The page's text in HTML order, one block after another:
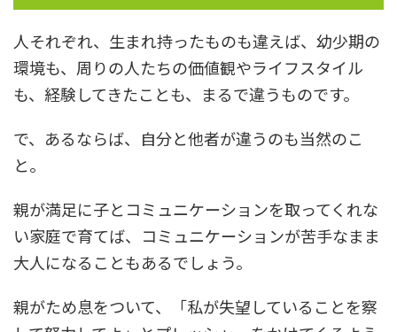
人それぞれ、生まれ持ったものも違えば、幼少期の
環境も、周りの人たちの価値観やライフスタイル
も、経験してきたことも、まるで違うものです。
で、あるならば、自分と他者が違うのも当然のこ
と。
親が満足に子とコミュニケーションを取ってくれな
い家庭で育てば、コミュニケーションが苦手なまま
大人になることもあるでしょう。
親がため息をついて、「私が失望していることを察